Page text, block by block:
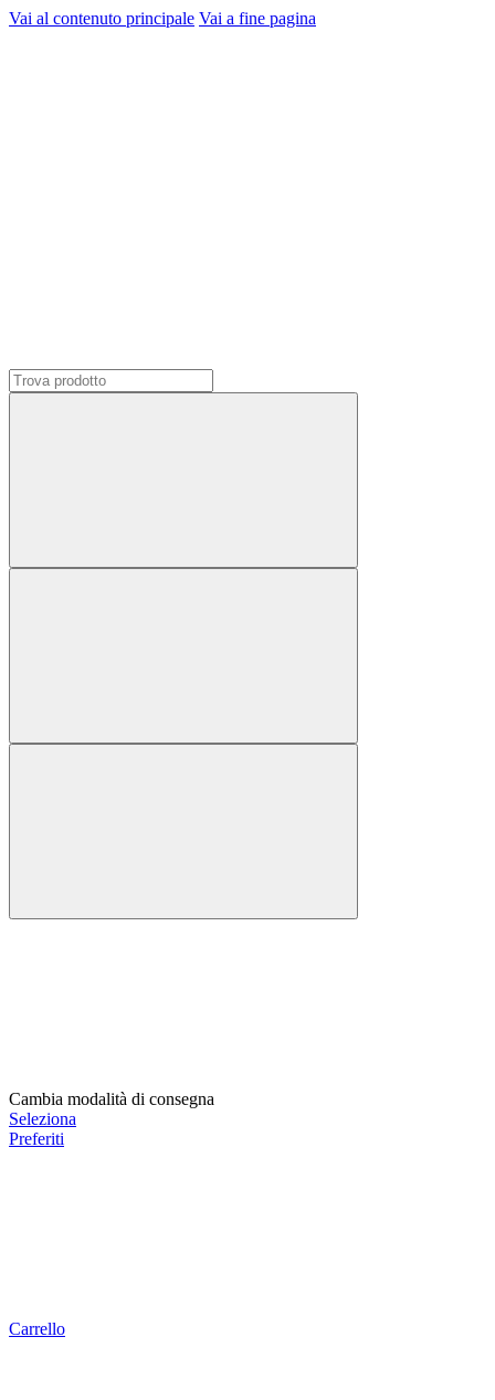
Vai al contenuto principale Vai a fine pagina
Cambia modalità di consegna
Seleziona
Preferiti
Carrello